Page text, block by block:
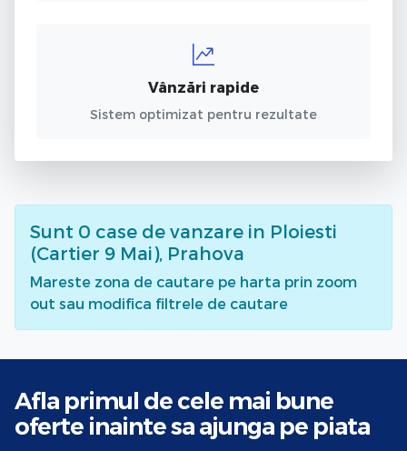
Vânzări rapide
Sistem optimizat pentru rezultate
Sunt 0 case de vanzare in Ploiesti
(Cartier 9 Mai), Prahova
Mareste zona de cautare pe harta prin zoom
out sau modifica filtrele de cautare
Afla primul de cele mai bune
oferte inainte sa ajunga pe piata